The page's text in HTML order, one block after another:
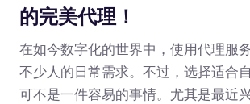
的完美代理！
在如今数字化的世界中，使用代理服
不少人的日常需求。不过，选择适合
可不是一件容易的事情。尤其是最近